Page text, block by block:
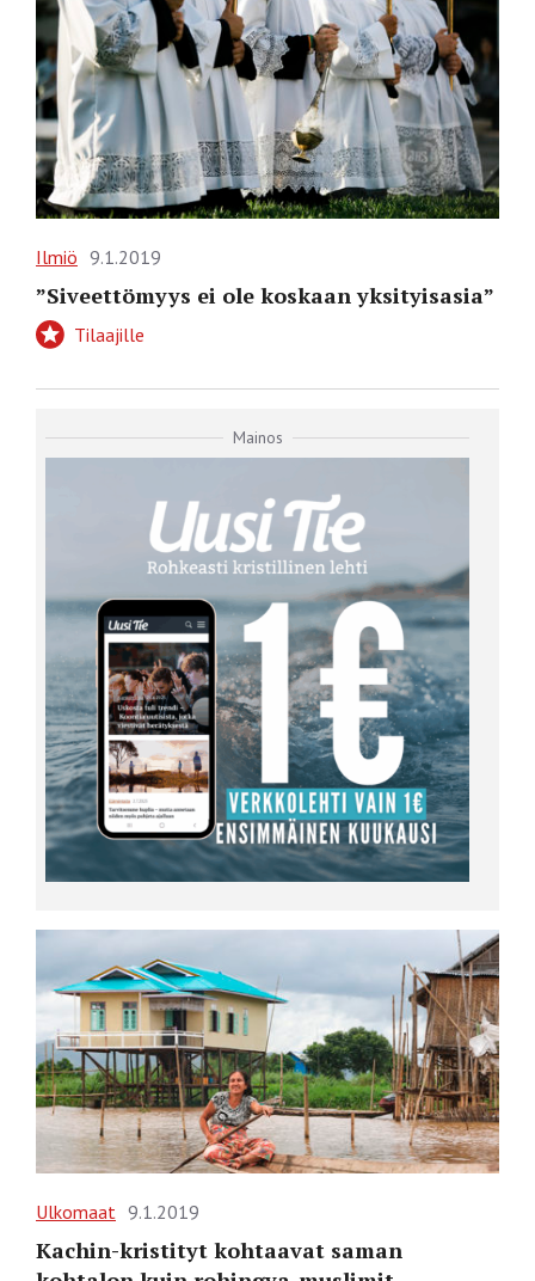
Ilmiö 9.1.2019
”Siveettömyys ei ole koskaan yksityisasia”
Tilaajille
Mainos
Ulkomaat 9.1.2019
Kachin-kristityt kohtaavat saman